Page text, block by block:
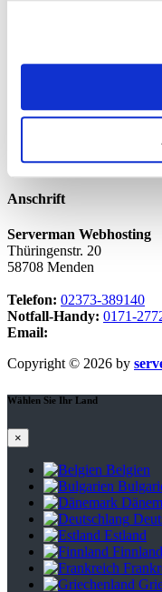
Cookie
Kontaktformular
Widerrufsformular
Anschrift
Serverman Webhosting
Thüringenstr. 20
58708 Menden
Telefon: 02373-389140
Notfall-Handy: 0171-
Email:
Copyright © 2026 by
Wählen Sie Ihr Land
×
Belgien
Estland
Finnland